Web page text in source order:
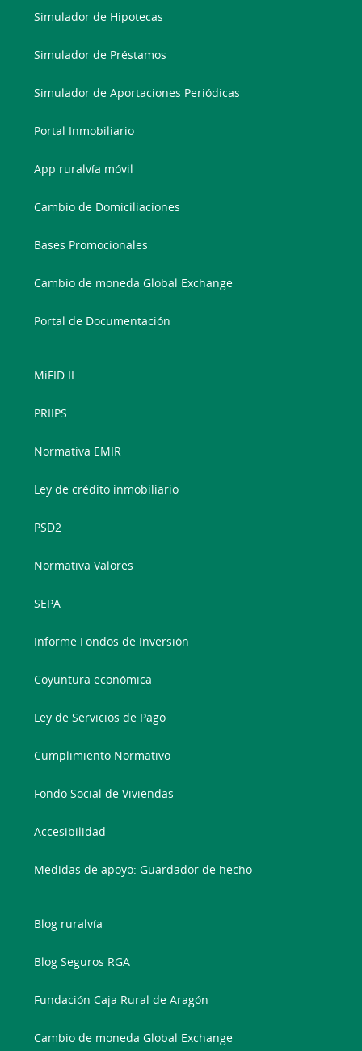
Simulador de Hipotecas
Simulador de Préstamos
Simulador de Aportaciones Periódicas
Portal Inmobiliario
App ruralvía móvil
Cambio de Domiciliaciones
Bases Promocionales
Cambio de moneda Global Exchange
Portal de Documentación
MiFID II
PRIIPS
Normativa EMIR
Ley de crédito inmobiliario
PSD2
Normativa Valores
SEPA
Informe Fondos de Inversión
Coyuntura económica
Ley de Servicios de Pago
Cumplimiento Normativo
Fondo Social de Viviendas
Accesibilidad
Medidas de apoyo: Guardador de hecho
Blog ruralvía
Blog Seguros RGA
Fundación Caja Rural de Aragón
Cambio de moneda Global Exchange